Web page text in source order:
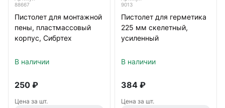
88667
Пистолет для монтажной
пены, пластмассовый
корпус, Сибртех
В наличии
250 ₽
Цена за шт.
9013
Пистолет для герметика
225 мм скелетный,
усиленный
В наличии
384 ₽
Цена за шт.